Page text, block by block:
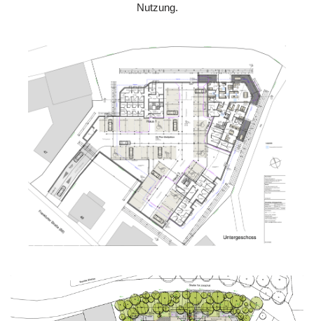
Nutzung.